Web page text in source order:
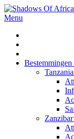
Menu
Bestemmingen
Tanzania
Zanzibar